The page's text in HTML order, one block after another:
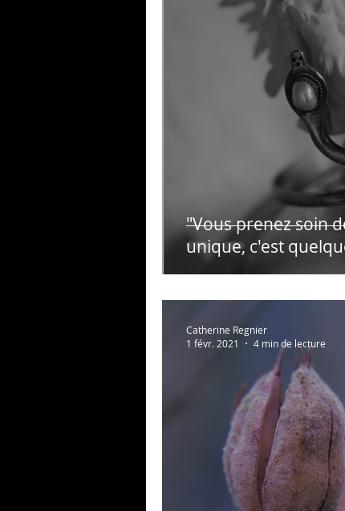
"Vous prenez soin
unique, c'est
Catherine Regnier
1 févr. 2021
4 min de lecture